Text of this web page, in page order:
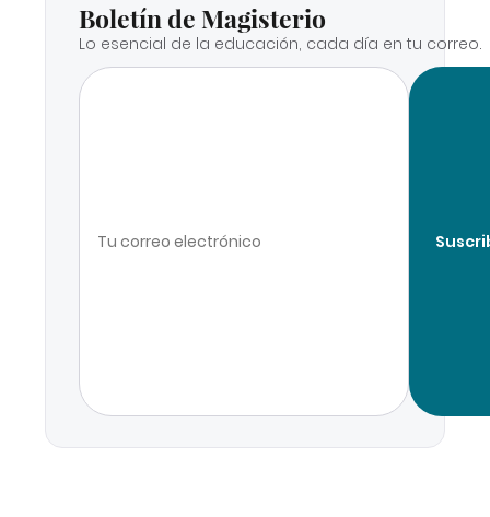
Boletín de Magisterio
Lo esencial de la educación, cada día en tu correo.